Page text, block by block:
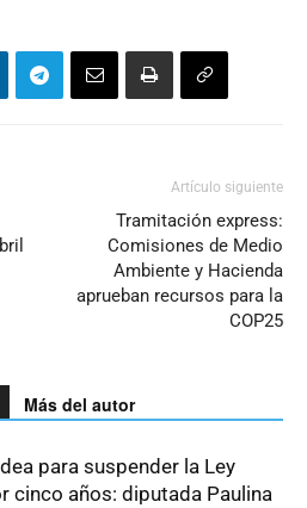
Artículo siguiente
Tramitación express:
Comisiones de Medio
Ambiente y Hacienda
aprueban recursos para la
COP25
Más del autor
para suspender la Ley
cinco años: diputada Paulina